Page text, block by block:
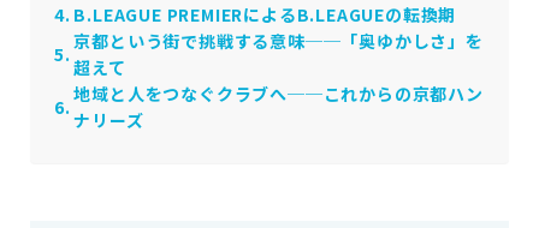
B.LEAGUE PREMIERによるB.LEAGUEの転換期
京都という街で挑戦する意味──「奥ゆかしさ」を
超えて
地域と人をつなぐクラブへ──これからの京都ハン
ナリーズ